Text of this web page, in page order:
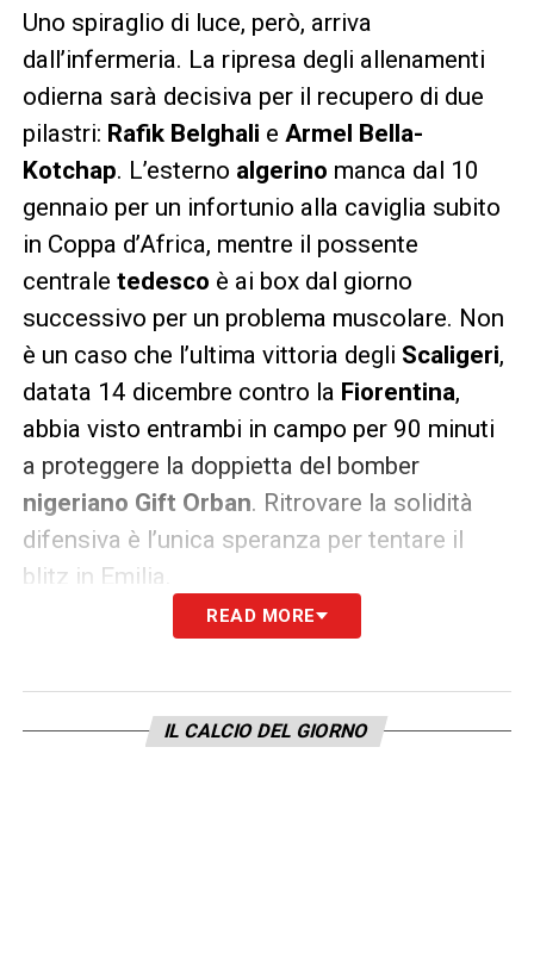
Uno spiraglio di luce, però, arriva
dall’infermeria. La ripresa degli allenamenti
odierna sarà decisiva per il recupero di due
pilastri: Rafik Belghali e Armel Bella-
Kotchap. L’esterno algerino manca dal 10
gennaio per un infortunio alla caviglia subito
in Coppa d’Africa, mentre il possente
centrale tedesco è ai box dal giorno
successivo per un problema muscolare. Non
è un caso che l’ultima vittoria degli Scaligeri,
datata 14 dicembre contro la Fiorentina,
abbia visto entrambi in campo per 90 minuti
a proteggere la doppietta del bomber
nigeriano Gift Orban. Ritrovare la solidità
difensiva è l’unica speranza per tentare il
blitz in Emilia.
READ MORE
IL CALCIO DEL GIORNO